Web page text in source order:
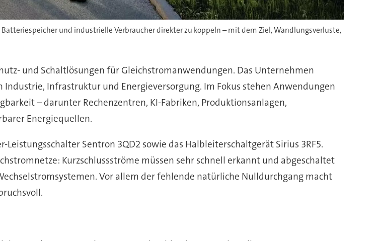
und industrielle Verbraucher direkter zu koppeln – mit dem Ziel, Wandlungsverluste,
und Schaltlösungen für Gleichstromanwendungen. Das Unternehmen
Infrastruktur und Energieversorgung. Im Fokus stehen Anwendungen
– darunter Rechenzentren, KI-Fabriken, Produktionsanlagen,
Energiequellen.
Sentron 3QD2 sowie das Halbleiterschaltgerät Sirius 3RF5.
Kurzschlussströme müssen sehr schnell erkannt und abgeschaltet
Vor allem der fehlende natürliche Nulldurchgang macht